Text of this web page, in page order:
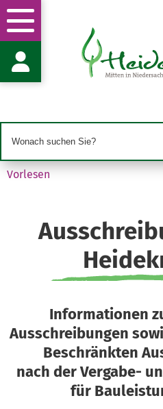
Stabstelle
Frau P. Klebingat
05191 970-99629
Vorlesen
Informationen
Ausschreibungen
Beschränkten
nach der Vergabe-
für